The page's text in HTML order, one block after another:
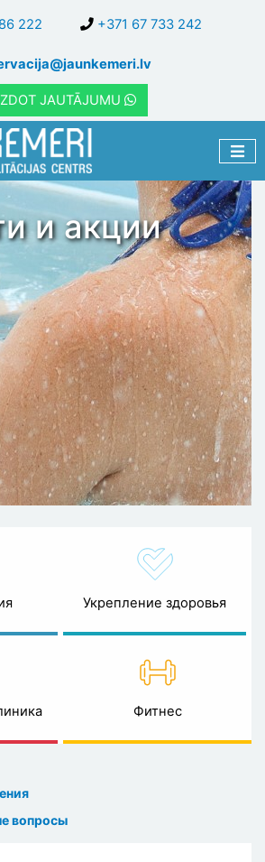
основному
содержанию
222 +371 67 733 242
JAUTĀJUMU
и акции
Укрепление здоровья
Фитнес
вопросы